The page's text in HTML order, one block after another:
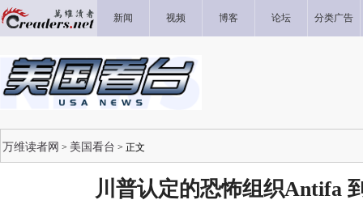
新闻 视频 博客 论坛 分类广告
万维读者网 > 美国看台 > 正文
川普认定的恐怖组织Antifa